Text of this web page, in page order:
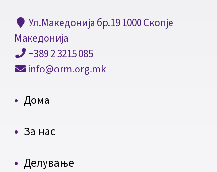
Ул.Македонија бр.19 1000 Скопје
Македонија
+389 2 3215 085
info@orm.org.mk
Дома
За нас
Делување